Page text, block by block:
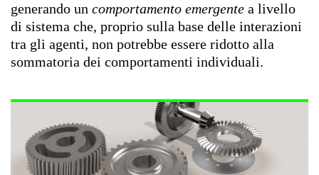
generando un comportamento emergente a livello
di sistema che, proprio sulla base delle interazioni
tra gli agenti, non potrebbe essere ridotto alla
sommatoria dei comportamenti individuali.